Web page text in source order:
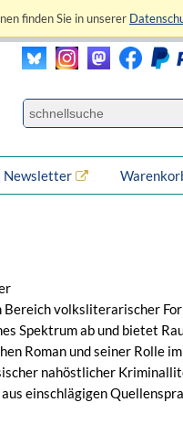
finden Sie in unserer
Newsletter
volksliterarischer
Spektrum ab und bietet
Roman und seiner Rolle
nahöstlicher
einschlägigen